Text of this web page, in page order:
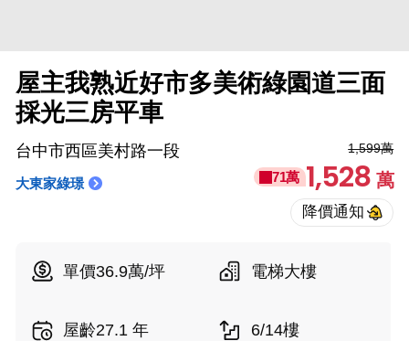
屋主我熟近好市多美術綠園道三面
採光三房平車
台中市西區美村路一段
大東家綠璟
1,599萬
71萬 1,528萬
單價36.9萬/坪 電梯大樓
屋齡27.1 年 6/14樓